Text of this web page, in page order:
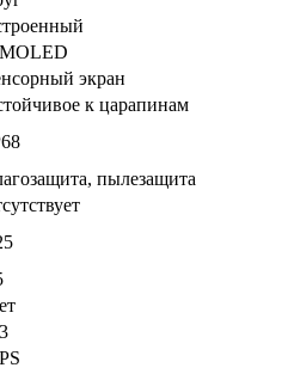
экран
к царапинам
пылезащита